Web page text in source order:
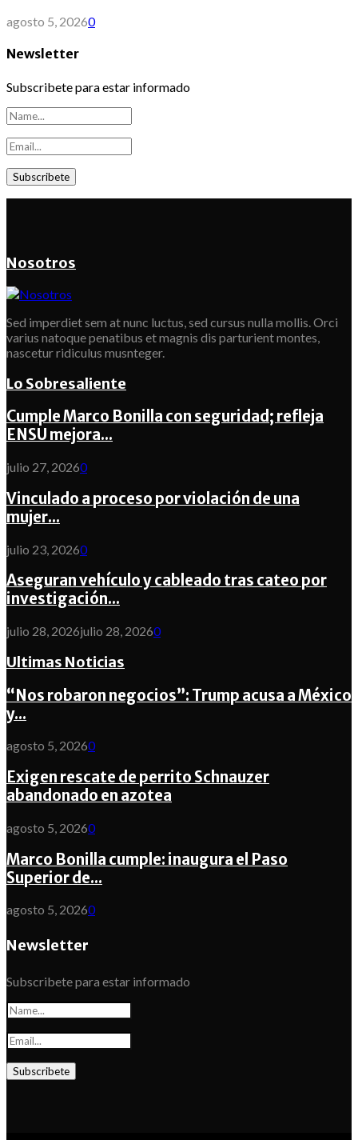
agosto 5, 20260
Newsletter
Subscribete para estar informado
Nosotros
Sed imperdiet sem at nunc luctus, sed cursus nulla mollis. Orci
varius natoque penatibus et magnis dis parturient montes,
nascetur ridiculus musnteger.
Lo Sobresaliente
Cumple Marco Bonilla con seguridad; refleja
ENSU mejora...
julio 27, 20260
Vinculado a proceso por violación de una
mujer...
julio 23, 20260
Aseguran vehículo y cableado tras cateo por
investigación...
julio 28, 2026julio 28, 20260
Ultimas Noticias
“Nos robaron negocios”: Trump acusa a México
y...
agosto 5, 20260
Exigen rescate de perrito Schnauzer
abandonado en azotea
agosto 5, 20260
Marco Bonilla cumple: inaugura el Paso
Superior de...
agosto 5, 20260
Newsletter
Subscribete para estar informado